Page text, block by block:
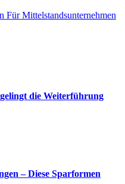
Für Mittelstandsunternehmen
die Weiterführung
– Diese Sparformen